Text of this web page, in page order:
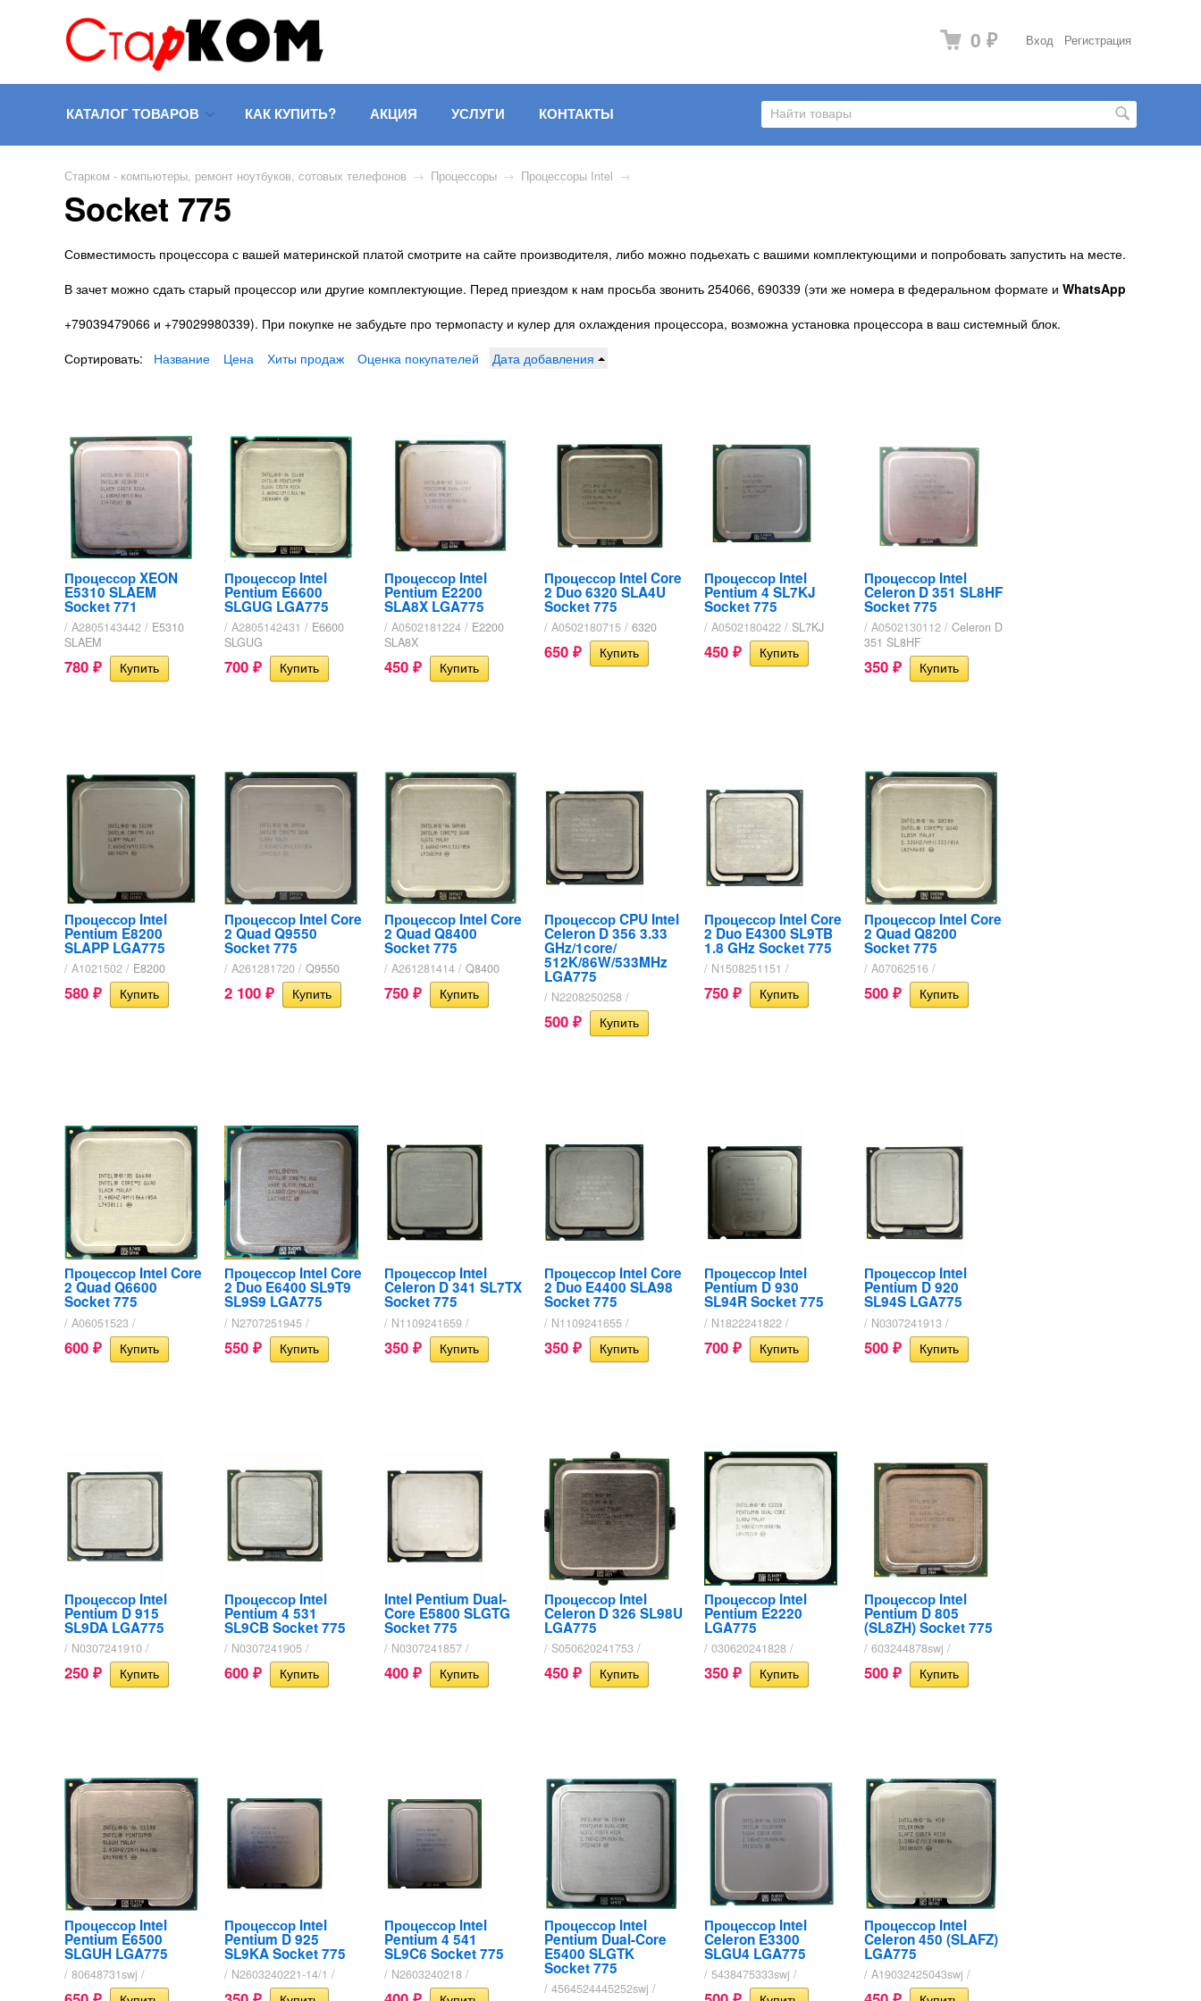
Вход Регистрация
0 ₽
КАТАЛОГ ТОВАРОВ КАК КУПИТЬ? АКЦИЯ УСЛУГИ КОНТАКТЫ
Старком - компьютеры, ремонт ноутбуков, сотовых телефонов → Процессоры → Процессоры Intel →
Socket 775
Совместимость процессора с вашей материнской платой смотрите на сайте производителя, либо можно подьехать с вашими комплектующими и попробовать запустить на месте.
В зачет можно сдать старый процессор или другие комплектующие. Перед приездом к нам просьба звонить 254066, 690339 (эти же номера в федеральном формате и WhatsApp
+79039479066 и +79029980339). При покупке не забудьте про термопасту и кулер для охлаждения процессора, возможна установка процессора в ваш системный блок.
Сортировать:
Название Цена Хиты продаж Оценка покупателей Дата добавления
Процессор XEON
E5310 SLAEM
Socket 771
/ A2805143442 / E5310
SLAEM
780 ₽
Процессор Intel
Pentium E6600
SLGUG LGA775
/ A2805142431 / E6600
SLGUG
700 ₽
Процессор Intel
Pentium E2200
SLA8X LGA775
/ A0502181224 / E2200
SLA8X
450 ₽
Процессор Intel Core
2 Duo 6320 SLA4U
Socket 775
/ A0502180715 / 6320
650 ₽
Процессор Intel
Pentium 4 SL7KJ
Socket 775
/ A0502180422 / SL7KJ
450 ₽
Процессор Intel
Celeron D 351 SL8HF
Socket 775
/ A0502130112 / Celeron D
351 SL8HF
350 ₽
Процессор Intel
Pentium E8200
SLAPP LGA775
/ A1021502 / E8200
580 ₽
Процессор Intel Core
2 Quad Q9550
Socket 775
/ A261281720 / Q9550
2 100 ₽
Процессор Intel Core
2 Quad Q8400
Socket 775
/ A261281414 / Q8400
750 ₽
Процессор CPU Intel
Celeron D 356 3.33
GHz/1core/
512K/86W/533MHz
LGA775
/ N2208250258 /
500 ₽
Процессор Intel Core
2 Duo E4300 SL9TB
1.8 GHz Socket 775
/ N1508251151 /
750 ₽
Процессор Intel Core
2 Quad Q8200
Socket 775
/ A07062516 /
500 ₽
Процессор Intel Core
2 Quad Q6600
Socket 775
/ A06051523 /
600 ₽
Процессор Intel Core
2 Duo E6400 SL9T9
SL9S9 LGA775
/ N2707251945 /
550 ₽
Процессор Intel
Celeron D 341 SL7TX
Socket 775
/ N1109241659 /
350 ₽
Процессор Intel Core
2 Duo E4400 SLA98
Socket 775
/ N1109241655 /
350 ₽
Процессор Intel
Pentium D 930
SL94R Socket 775
/ N1822241822 /
700 ₽
Процессор Intel
Pentium D 920
SL94S LGA775
/ N0307241913 /
500 ₽
Процессор Intel
Pentium D 915
SL9DA LGA775
/ N0307241910 /
250 ₽
Процессор Intel
Pentium 4 531
SL9CB Socket 775
/ N0307241905 /
600 ₽
Intel Pentium Dual-
Core E5800 SLGTG
Socket 775
/ N0307241857 /
400 ₽
Процессор Intel
Celeron D 326 SL98U
LGA775
/ S050620241753 /
450 ₽
Процессор Intel
Pentium E2220
LGA775
/ 030620241828 /
350 ₽
Процессор Intel
Pentium D 805
(SL8ZH) Socket 775
/ 603244878swj /
500 ₽
Процессор Intel
Pentium E6500
SLGUH LGA775
/ 80648731swj /
Процессор Intel
Pentium D 925
SL9KA Socket 775
/ N2603240221-14/1 /
Процессор Intel
Pentium 4 541
SL9C6 Socket 775
/ N2603240218 /
Процессор Intel
Pentium Dual-Core
E5400 SLGTK
Socket 775
/ 4564524445252swj /
Процессор Intel
Celeron E3300
SLGU4 LGA775
/ 5438475333swj /
Процессор Intel
Celeron 450 (SLAFZ)
LGA775
/ A19032425043swj /